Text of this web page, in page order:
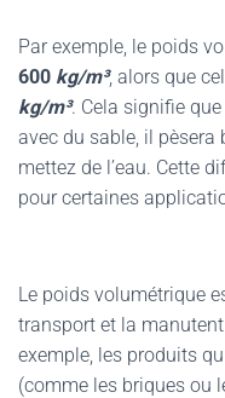
Par exemple, le poids
600 kg/m³, alors que
kg/m³. Cela signifie
avec du sable, il
mettez de l’eau. Cette
pour certaines
Le poids volumétrique
transport et la
exemple, les produits
(comme les briques ou